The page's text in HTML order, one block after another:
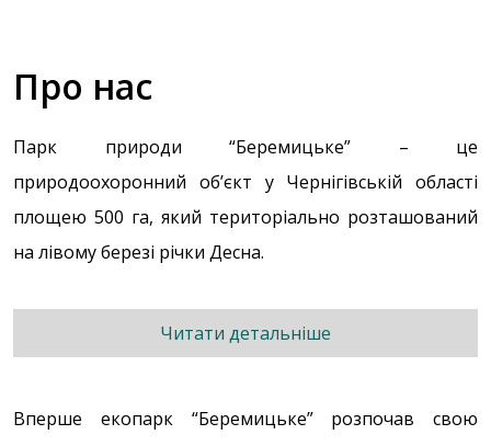
Про нас
Парк природи “Беремицьке” – це
природоохоронний об’єкт у Чернігівській області
площею 500 га, який територіально розташований
на лівому березі річки Десна.
Читати детальніше
Вперше екопарк “Беремицьке” розпочав свою